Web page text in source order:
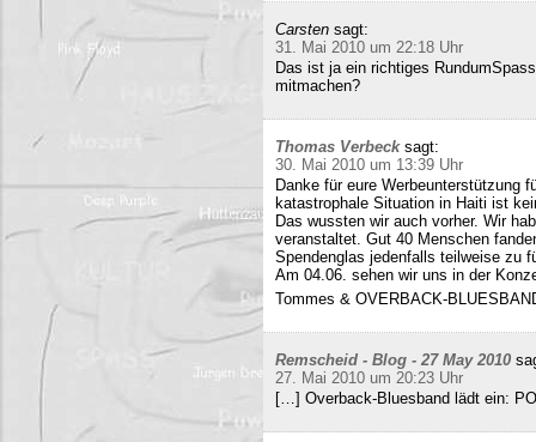
Carsten sagt:
31. Mai 2010 um 22:18 Uhr
Das ist ja ein richtiges
mitmachen?
Thomas Verbeck sagt:
30. Mai 2010 um 13:39 Uhr
Danke für eure Werbeunterstützung
katastrophale Situation in Haiti ist
Das wussten wir auch vorher. Wir
veranstaltet. Gut 40 Menschen
Spendenglas jedenfalls teilweise zu
Am 04.06. sehen wir uns in der
Tommes & OVERBACK-
Remscheid - Blog - 27 May 2010
27. Mai 2010 um 20:23 Uhr
[…] Overback-Bluesband lädt ein: